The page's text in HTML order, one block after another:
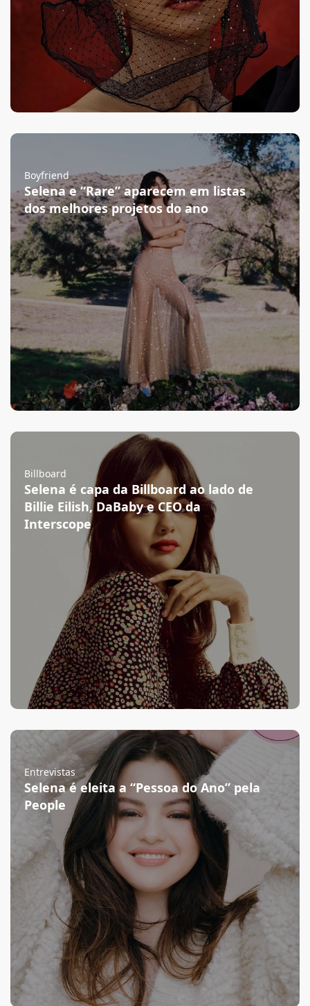
Boyfriend
Selena e “Rare” aparecem em listas
dos melhores projetos do ano
Billboard
Selena é capa da Billboard ao lado de
Billie Eilish, DaBaby e CEO da
Interscope
Entrevistas
Selena é eleita a “Pessoa do Ano” pela
People